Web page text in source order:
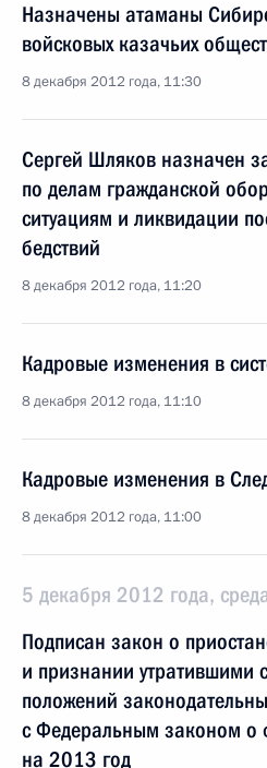
Назначены атаманы
войсковых казачьих
8 декабря 2012 года, 11:30
Сергей Шляков назначен
по делам гражданской
ситуациям и ликвидации
бедствий
8 декабря 2012 года, 11:20
Кадровые изменения в
8 декабря 2012 года, 11:10
Кадровые изменения в
8 декабря 2012 года, 11:00
5 декабря 2012 года,
Подписан закон о
и признании утратившими
положений
с Федеральным законом о
на 2013 год